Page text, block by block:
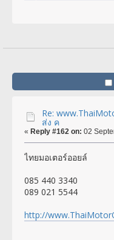
Re:
ส่ง ค
« Reply #162 on: 02
ไทยมอเตอร์ออยล์
085 440 3340
089 021 5544
http://